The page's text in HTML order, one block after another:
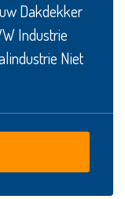
Dakdekker
Industrie
Niet